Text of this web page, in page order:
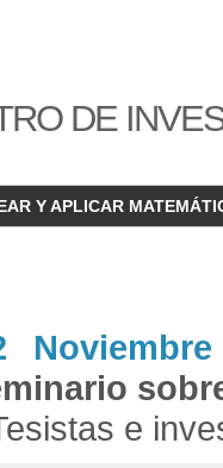
DE
Y APLICAR
e